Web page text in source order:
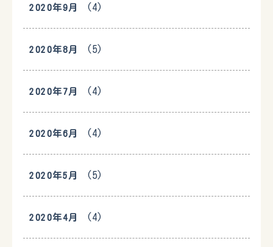
2020年9月 (4)
2020年8月 (5)
2020年7月 (4)
2020年6月 (4)
2020年5月 (5)
2020年4月 (4)